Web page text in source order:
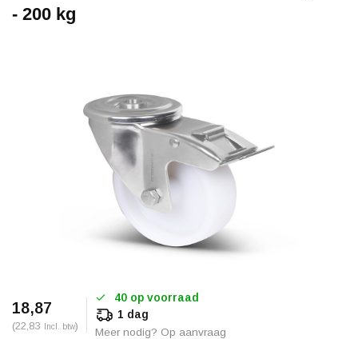
- 200 kg
18,87
(22,83 Incl. btw)
40 op voorraad
1 dag
Meer nodig? Op aanvraag